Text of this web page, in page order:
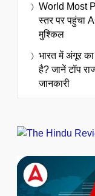
World Most
स्तर पर पहुंचा
मुश्किल
भारत में अंगूर
है? जानें टॉप
जानकारी